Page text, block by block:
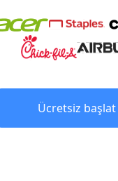
Ücretsiz başlat